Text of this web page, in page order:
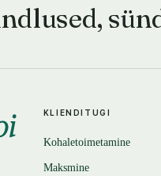
KLIENDITUGI
Kohaletoimetamine
Maksmine